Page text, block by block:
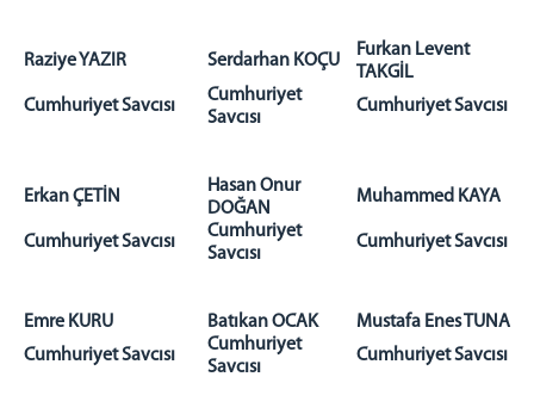
Hakim İzin Tablosu
CEZA İNFAZ KURUMLARIMIZ
Raziye YAZIR Serdarhan KOÇU
Furkan Levent
TAKGİL
Cumhuriyet Savcısı
Cumhuriyet
Savcısı
Cumhuriyet Savcısı
Erkan ÇETİN
Hasan Onur
DOĞAN
Muhammed KAYA
Cumhuriyet Savcısı
Cumhuriyet
Savcısı
Cumhuriyet Savcısı
Emre KURU Batıkan OCAK
Mustafa Enes TUNA
Cumhuriyet Savcısı
Cumhuriyet
Savcısı
Cumhuriyet Savcısı